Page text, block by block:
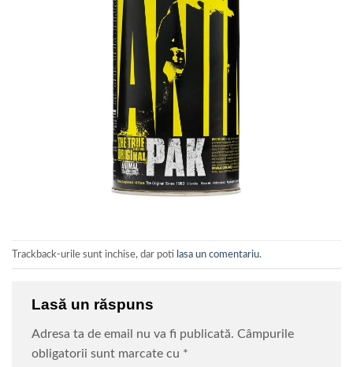
Trackback-urile sunt inchise, dar poti lasa un comentariu.
Lasă un răspuns
Adresa ta de email nu va fi publicată. Câmpurile
obligatorii sunt marcate cu *